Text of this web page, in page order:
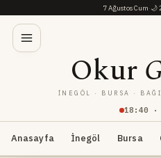
7 Ağustos Cum·🌙
18 : 40 ·
Okur
İNEGÖL · BURSA ·
Anasayfa İnegöl Bursa